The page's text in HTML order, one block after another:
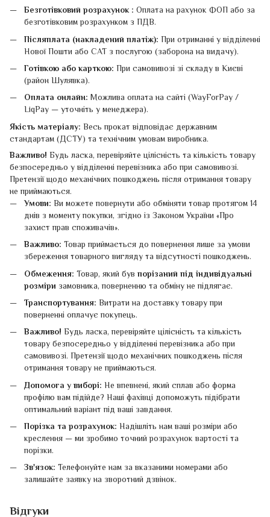
Безготівковий розрахунок : Оплата на рахунок ФОП або за
безготівковим розрахунком з ПДВ.
Післяплата (накладений платіж): При отриманні у відділенні
Нової Пошти або САТ з послугою (заборона на видачу).
Готівкою або карткою: При самовивозі зі складу в Києві
(район Шулявка).
Оплата онлайн: Можлива оплата на сайті (WayForPay /
LiqPay — уточніть у менеджера).
Якість матеріалу: Весь прокат відповідає державним
стандартам (ДСТУ) та технічним умовам виробника.
Важливо! Будь ласка, перевіряйте цілісність та кількість товару
безпосередньо у відділенні перевізника або при самовивозі.
Претензії щодо механічних пошкоджень після отримання товару
не приймаються.
Умови: Ви можете повернути або обміняти товар протягом 14
днів з моменту покупки, згідно із Законом України «Про
захист прав споживачів».
Важливо: Товар приймається до повернення лише за умови
збереження товарного вигляду та відсутності пошкоджень.
Обмеження: Товар, який був порізаний під індивідуальні
розміри замовника, поверненню та обміну не підлягає.
Транспортування: Витрати на доставку товару при
поверненні оплачує покупець.
Важливо! Будь ласка, перевіряйте цілісність та кількість
товару безпосередньо у відділенні перевізника або при
самовивозі. Претензії щодо механічних пошкоджень після
отримання товару не приймаються.
Допомога у виборі: Не впевнені, який сплав або форма
профілю вам підійде? Наші фахівці допоможуть підібрати
оптимальний варіант під ваші завдання.
Порізка та розрахунок: Надішліть нам ваші розміри або
креслення — ми зробимо точний розрахунок вартості та
порізки.
Зв'язок: Телефонуйте нам за вказаними номерами або
залишайте заявку на зворотний дзвінок.
Відгуки